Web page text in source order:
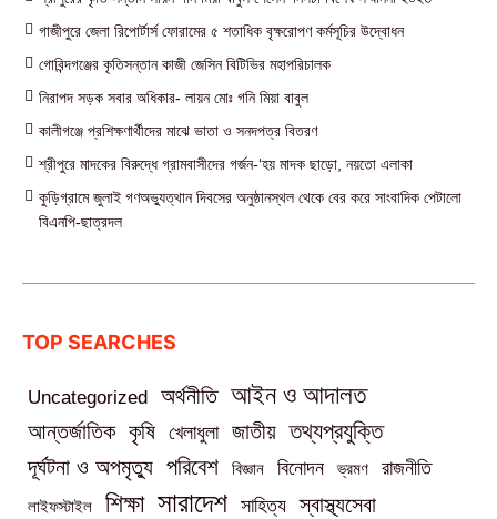
গাজীপুরে জেলা রিপোর্টার্স ফোরামের ৫ শতাধিক বৃক্ষরোপণ কর্মসূচির উদ্বোধন
গোবিন্দগঞ্জের কৃতিসন্তান কাজী জেসিন বিটিভির মহাপরিচালক
নিরাপদ সড়ক সবার অধিকার- লায়ন মোঃ গনি মিয়া বাবুল
কালীগঞ্জে প্রশিক্ষণার্থীদের মাঝে ভাতা ও সনদপত্র বিতরণ
শ্রীপুরে মাদকের বিরুদ্ধে গ্রামবাসীদের গর্জন-‘হয় মাদক ছাড়ো, নয়তো এলাকা
কুড়িগ্রামে জুলাই গণঅভ্যুত্থান দিবসের অনুষ্ঠানস্থল থেকে বের করে সাংবাদিক পেটালো
বিএনপি-ছাত্রদল
TOP SEARCHES
Uncategorized অর্থনীতি আইন ও আদালত
আন্তর্জাতিক কৃষি খেলাধুলা জাতীয় তথ্যপ্রযুক্তি
দূর্ঘটনা ও অপমৃত্যু পরিবেশ বিজ্ঞান বিনোদন ভ্রমণ রাজনীতি
লাইফস্টাইল শিক্ষা সারাদেশ সাহিত্য স্বাস্থ্যসেবা